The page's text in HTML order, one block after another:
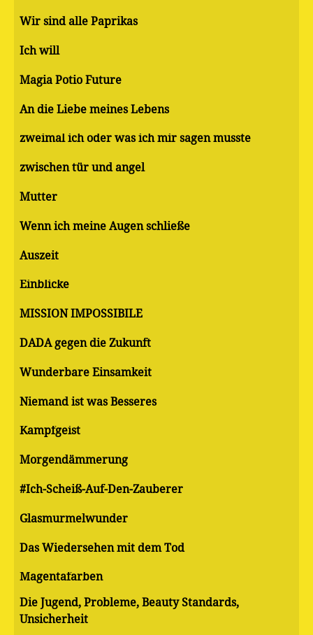
Wir sind alle Paprikas
Ich will
Magia Potio Future
An die Liebe meines Lebens
zweimal ich oder was ich mir sagen musste
zwischen tür und angel
Mutter
Wenn ich meine Augen schließe
Auszeit
Einblicke
MISSION IMPOSSIBILE
DADA gegen die Zukunft
Wunderbare Einsamkeit
Niemand ist was Besseres
Kampfgeist
Morgendämmerung
#Ich-Scheiß-Auf-Den-Zauberer
Glasmurmelwunder
Das Wiedersehen mit dem Tod
Magentafarben
Die Jugend, Probleme, Beauty Standards,
Unsicherheit